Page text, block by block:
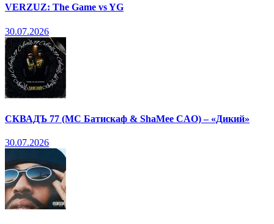
VERZUZ: The Game vs YG
30.07.2026
СКВАДЪ 77 (МС Батискаф & ShaMee CAO) – «Дикий»
30.07.2026